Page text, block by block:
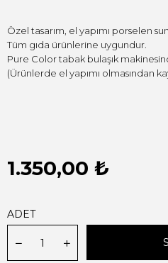
Tüm gıda ürünlerine uygundur.
(Ürünlerde el yapımı olmasından
1.350,00 ₺
ADET